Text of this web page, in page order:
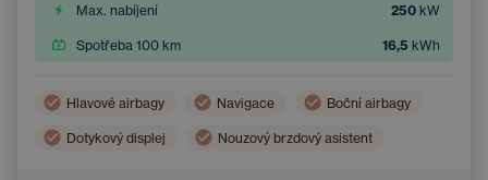
Max. nabíjení 250 kW
Spotřeba 100 km 16,5 kWh
Hlavové airbagy Navigace Boční airbagy
Dotykový displej Nouzový brzdový asistent